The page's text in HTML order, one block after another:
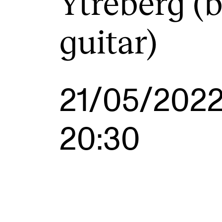
INTERNATIONAL
Collaboration
International Activities
guitar)
21/05/
20:30